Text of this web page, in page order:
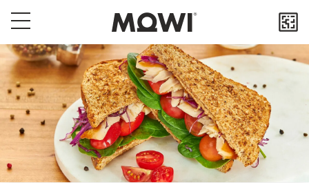
Menu switch buttonSelect your location
Popup close button
Asia
日本
日本語
대한민국
한국어
Europe